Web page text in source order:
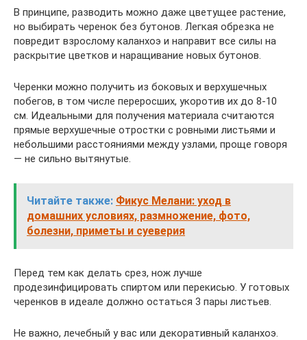
В принципе, разводить можно даже цветущее растение,
но выбирать черенок без бутонов. Легкая обрезка не
повредит взрослому каланхоэ и направит все силы на
раскрытие цветков и наращивание новых бутонов.
Черенки можно получить из боковых и верхушечных
побегов, в том числе переросших, укоротив их до 8-10
см. Идеальными для получения материала считаются
прямые верхушечные отростки с ровными листьями и
небольшими расстояниями между узлами, проще говоря
— не сильно вытянутые.
Читайте также: Фикус Мелани: уход в
домашних условиях, размножение, фото,
болезни, приметы и суеверия
Перед тем как делать срез, нож лучше
продезинфицировать спиртом или перекисью. У готовых
черенков в идеале должно остаться 3 пары листьев.
Не важно, лечебный у вас или декоративный каланхоэ.